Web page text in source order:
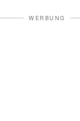
WERBUNG